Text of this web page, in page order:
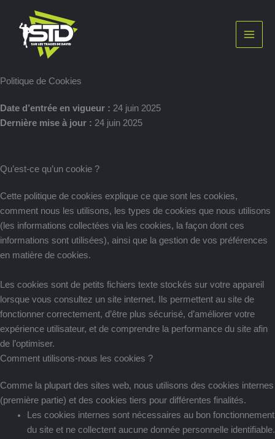
contenu
Politique de Cookies
Date d’entrée en vigueur : 24 juin 2025
Dernière mise à jour : 24 juin 2025
Qu’est-ce qu’un cookie ?
Cette politique de cookies explique ce que sont les cookies,
comment nous les utilisons, les types de cookies que nous utilisons
(les informations collectées via les cookies, la façon dont ces
informations sont utilisées), ainsi que la gestion de vos préférences
en matière de cookies.
Les cookies sont de petits fichiers texte stockés sur votre appareil
lorsque vous consultez un site internet. Ils permettent au site de
fonctionner correctement, d’être plus sécurisé, d’améliorer votre
expérience utilisateur, et de comprendre la performance du site afin
de l’optimiser.
Comment utilisons-nous les cookies ?
Comme la plupart des sites web, nous utilisons des cookies internes
(première partie) et des cookies tiers pour différentes finalités.
Les cookies internes sont nécessaires au bon fonctionnement
du site et ne collectent aucune donnée personnelle identifiable.